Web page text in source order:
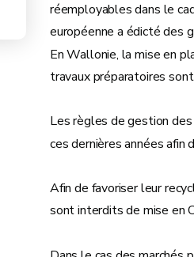
réemployables dans le
européenne a édicté des
En Wallonie, la mise en
travaux préparatoires
Les règles de gestion
ces dernières années afin
Afin de favoriser leur
sont interdits de mise en